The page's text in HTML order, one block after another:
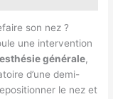
son nez ?
une intervention
générale,
d’une demi-
le nez et